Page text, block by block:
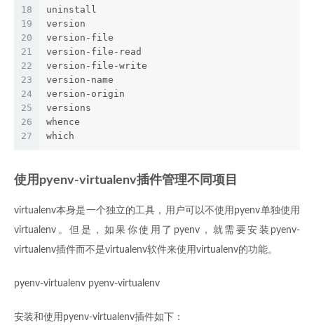
18
19
20
21
22
23
24
25
26
27
uninstall
version
version-file
version-file-read
version-file-write
version-name
version-origin
versions
whence
which
使用pyenv-virtualenv插件管理不同项目
virtualenv本身是一个独立的工具，用户可以不使用pyenv单独使用
virtualenv。但是，如果你使用了pyenv，就需要安装pyenv-
virtualenv插件而不是virtualenv软件来使用virtualenv的功能。
pyenv-virtualenv pyenv-virtualenv
安装和使用pyenv-virtualenv插件如下：